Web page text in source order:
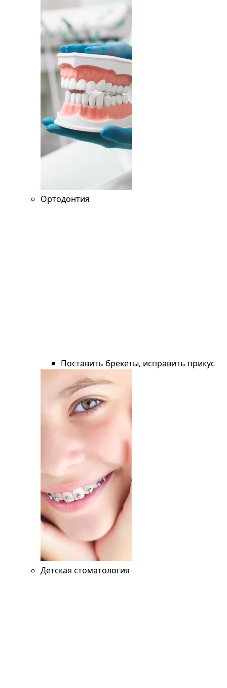
Ортодонтия
Поставить брекеты, исправить прикус
Детская стоматология